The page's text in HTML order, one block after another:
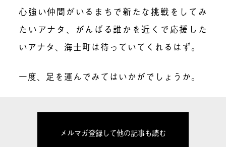
心強い仲間がいるまちで新たな挑戦をしてみ
たいアナタ、がんばる誰かを近くで応援した
いアナタ、海士町は待っていてくれるはず。
一度、足を運んでみてはいかがでしょうか。
メルマガ登録して他の記事も読む